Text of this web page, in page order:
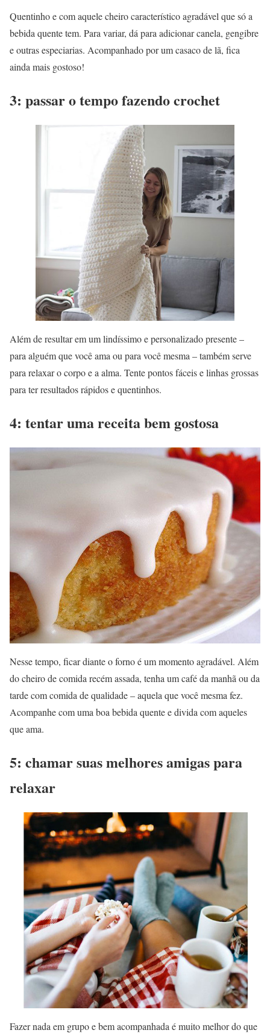
Quentinho e com aquele cheiro característico agradável que só a
bebida quente tem. Para variar, dá para adicionar canela, gengibre
e outras especiarias. Acompanhado por um casaco de lã, fica
ainda mais gostoso!
3: passar o tempo fazendo crochet
Além de resultar em um lindíssimo e personalizado presente –
para alguém que você ama ou para você mesma – também serve
para relaxar o corpo e a alma. Tente pontos fáceis e linhas grossas
para ter resultados rápidos e quentinhos.
4: tentar uma receita bem gostosa
Nesse tempo, ficar diante o forno é um momento agradável. Além
do cheiro de comida recém assada, tenha um café da manhã ou da
tarde com comida de qualidade – aquela que você mesma fez.
Acompanhe com uma boa bebida quente e divida com aqueles
que ama.
5: chamar suas melhores amigas para
relaxar
Fazer nada em grupo e bem acompanhada é muito melhor do que